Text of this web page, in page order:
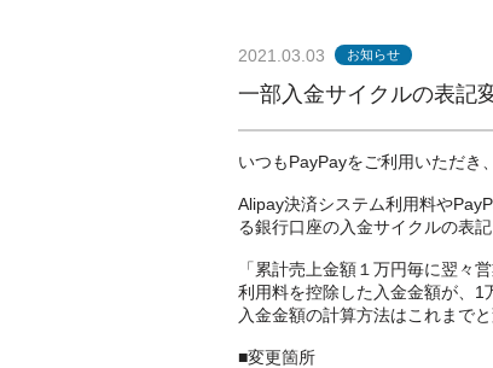
2021.03.03 お知らせ
一部入金サイクルの表記
いつもPayPayをご利用いただき
Alipay決済システム利用料や
る銀行口座の入金サイクルの表
「累計売上金額１万円毎に翌々
利用料を控除した入金金額が、1
入金金額の計算方法はこれまで
■変更箇所